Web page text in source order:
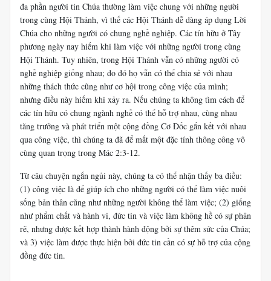
đa phần người tin Chúa thường làm việc chung với những người
trong cùng Hội Thánh, vì thế các Hội Thánh dễ dàng áp dụng Lời
Chúa cho những người có chung nghề nghiệp. Các tín hữu ở Tây
phương ngày nay hiếm khi làm việc với những người trong cùng
Hội Thánh. Tuy nhiên, trong Hội Thánh vẫn có những người có
nghề nghiệp giống nhau; do đó họ vẫn có thể chia sẻ với nhau
những thách thức cũng như cơ hội trong công việc của mình;
nhưng điều này hiếm khi xảy ra. Nếu chúng ta không tìm cách để
các tín hữu có chung ngành nghề có thể hỗ trợ nhau, cùng nhau
tăng trưởng và phát triển một cộng đồng Cơ Đốc gắn kết với nhau
qua công việc, thì chúng ta đã để mất một đặc tính thông công vô
cùng quan trọng trong Mác 2:3-12.
Từ câu chuyện ngắn ngủi này, chúng ta có thể nhận thấy ba điều:
(1) công việc là để giúp ích cho những người có thể làm việc nuôi
sống bản thân cũng như những người không thể làm việc; (2) giống
như phẩm chất và hành vi, đức tin và việc làm không hề có sự phân
rẽ, nhưng được kết hợp thành hành động bởi sự thêm sức của Chúa;
và 3) việc làm được thực hiện bởi đức tin cần có sự hỗ trợ của cộng
đồng đức tin.